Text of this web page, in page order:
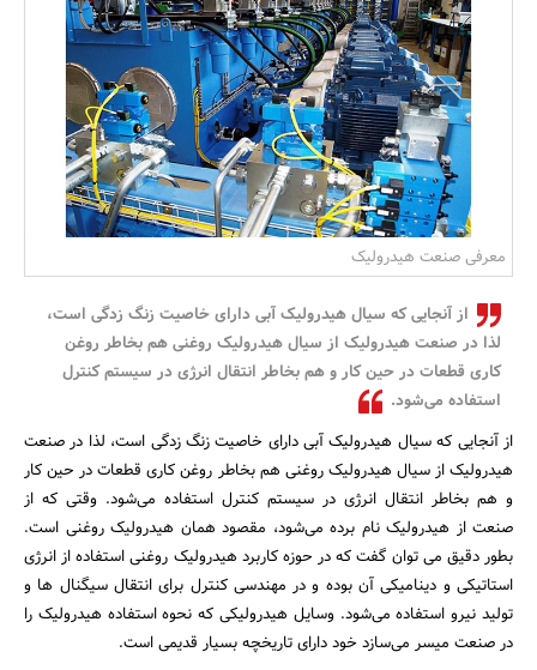
بانک، بیمه و سرمایه
مسکن و ساختمان
معرفی صنعت هیدرولیک
از آنجایی که سیال هیدرولیک آبی دارای خاصیت زنگ زدگی است،
لذا در صنعت هیدرولیک از سیال هیدرولیک روغنی هم بخاطر روغن
کاری قطعات در حین کار و هم بخاطر انتقال انرژی در سیستم کنترل
استفاده می‌شود.
از آنجایی که سیال هیدرولیک آبی دارای خاصیت زنگ زدگی است، لذا در صنعت
هیدرولیک از سیال هیدرولیک روغنی هم بخاطر روغن کاری قطعات در حین کار
و هم بخاطر انتقال انرژی در سیستم کنترل استفاده می‌شود. وقتی که از
صنعت از هیدرولیک نام برده می‌شود، مقصود همان هیدرولیک روغنی است.
بطور دقیق می توان گفت که در حوزه کاربرد هیدرولیک روغنی استفاده از انرژی
استاتیکی و دینامیکی آن بوده و در مهندسی کنترل برای انتقال سیگنال ها و
تولید نیرو استفاده می‌شود. وسایل هیدرولیکی که نحوه استفاده هیدرولیک را
در صنعت میسر می‌سازد خود دارای تاریخچه بسیار قدیمی است.